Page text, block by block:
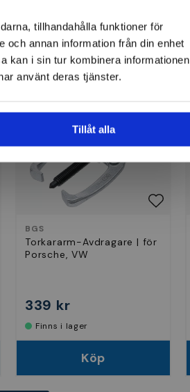
tillhandahålla funktioner för
och annan information från din enhet
kan i sin tur kombinera informationen
använt deras tjänster.
Tillåt alla
Slut i lager
Visa
BGS
Torkararm-Avdragare | för
Porsche, VW
339 kr
Finns i lager
Köp